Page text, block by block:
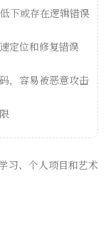
下或存在逻辑错误
定位和修复错误
，容易被恶意攻击
习、个人项目和艺术